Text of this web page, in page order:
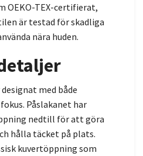
OEKO-TEX-certifierat,
är testad för skadliga
nära huden.
med både
Påslakanet har
nedtill för att göra
hålla täcket på plats.
kuvertöppning som